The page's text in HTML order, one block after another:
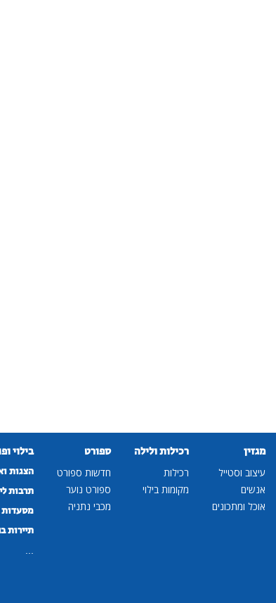
מגזין
עיצוב וסטייל
אנשים
אוכל ומתכונים
רכילות ולילה
רכילות
מקומות בילוי
ספורט
חדשות ספורט
ספורט נוער
מכבי נתניה
בילוי
הצגות
תרבות
מסעדות
תיירות